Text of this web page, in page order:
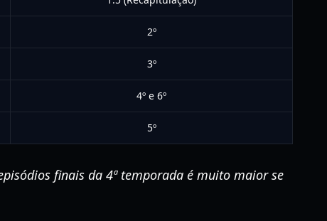
2º
3º
4º e 6º
5º
finais da 4ª temporada é muito maior se